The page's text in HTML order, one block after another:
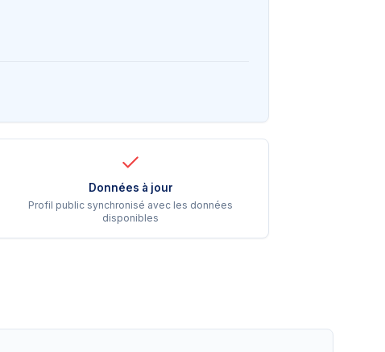
Données à jour
Profil public synchronisé avec les données
disponibles